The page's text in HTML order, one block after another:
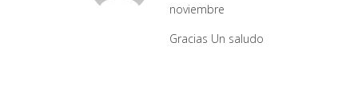
noviembre
Gracias Un saludo